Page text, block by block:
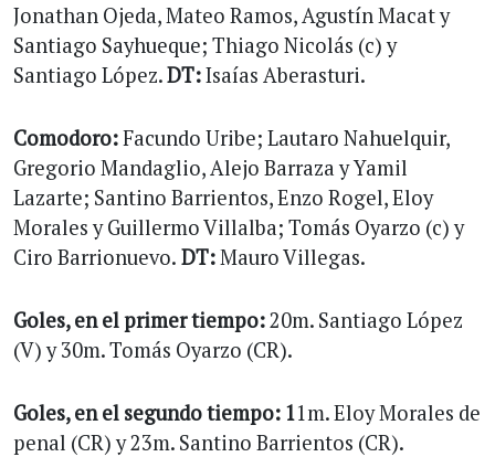
Jonathan Ojeda, Mateo Ramos, Agustín Macat y
Santiago Sayhueque; Thiago Nicolás (c) y
Santiago López.DT:Isaías Aberasturi.
Comodoro:Facundo Uribe; Lautaro Nahuelquir,
Gregorio Mandaglio, Alejo Barraza y Yamil
Lazarte; Santino Barrientos, Enzo Rogel, Eloy
Morales y Guillermo Villalba; Tomás Oyarzo (c) y
Ciro Barrionuevo. DT:Mauro Villegas.
Goles, en el primer tiempo:20m. Santiago López
(V) y 30m. Tomás Oyarzo (CR).
Goles, en el segundo tiempo: 11m. Eloy Morales de
penal (CR) y 23m. Santino Barrientos (CR).